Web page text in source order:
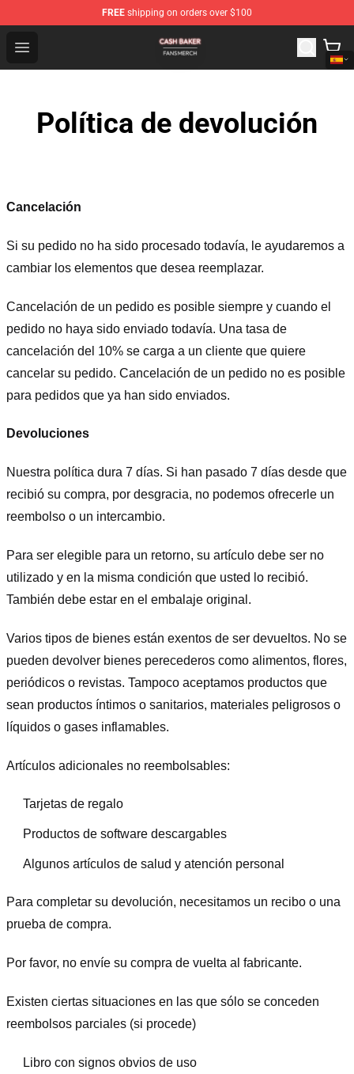
FREE shipping on orders over $100
Open menu
Cash Baker Shop - Official Cash Baker Merchandise
Política de devolución
Cancelación
Si su pedido no ha sido procesado todavía, le ayudaremos a
cambiar los elementos que desea reemplazar.
Cancelación de un pedido es posible siempre y cuando el
pedido no haya sido enviado todavía. Una tasa de
cancelación del 10% se carga a un cliente que quiere
cancelar su pedido. Cancelación de un pedido no es posible
para pedidos que ya han sido enviados.
Devoluciones
Nuestra política dura 7 días. Si han pasado 7 días desde que
recibió su compra, por desgracia, no podemos ofrecerle un
reembolso o un intercambio.
Para ser elegible para un retorno, su artículo debe ser no
utilizado y en la misma condición que usted lo recibió.
También debe estar en el embalaje original.
Varios tipos de bienes están exentos de ser devueltos. No se
pueden devolver bienes perecederos como alimentos, flores,
periódicos o revistas. Tampoco aceptamos productos que
sean productos íntimos o sanitarios, materiales peligrosos o
líquidos o gases inflamables.
Artículos adicionales no reembolsables:
Tarjetas de regalo
Productos de software descargables
Algunos artículos de salud y atención personal
Para completar su devolución, necesitamos un recibo o una
prueba de compra.
Por favor, no envíe su compra de vuelta al fabricante.
Existen ciertas situaciones en las que sólo se conceden
reembolsos parciales (si procede)
Libro con signos obvios de uso